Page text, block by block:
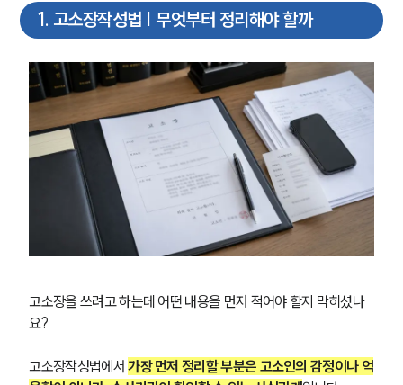
1 . 고소장작성법 | 무엇부터 정리해야 할까
고소장을 쓰려고 하는데 어떤 내용을 먼저 적어야 할지 막히셨나
요?
고소장작성법에서 가장 먼저 정리할 부분은 고소인의 감정이나 억